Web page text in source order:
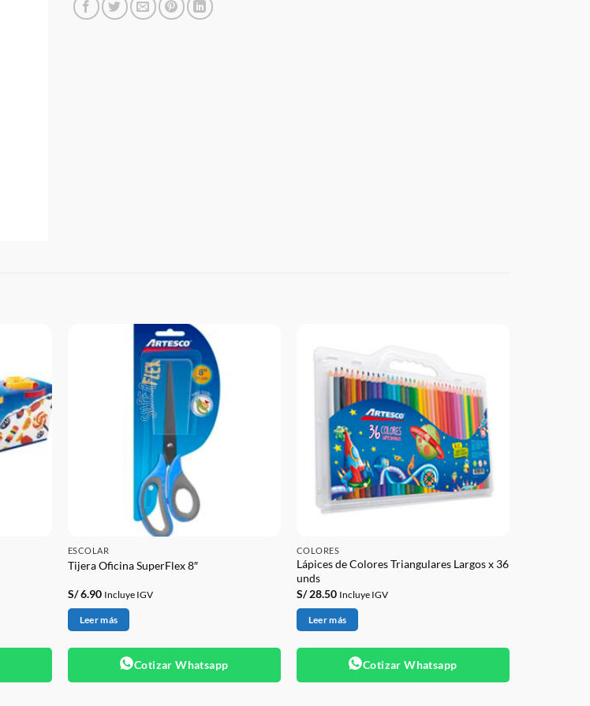
ESCOLAR
Tijera Oficina SuperFlex 8″
S/6.90 Incluye IGV
Leer más
Cotizar Whatsapp
COLORES
Lápices de Colores Triangulares Largos x 36
unds
S/28.50 Incluye IGV
Leer más
Cotizar Whatsapp